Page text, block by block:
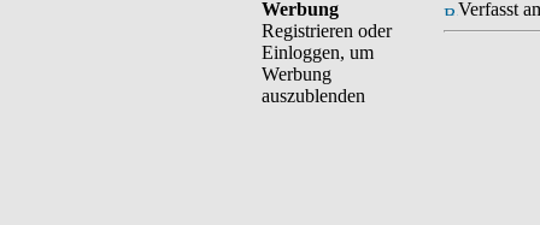
Werbung
Registrieren oder
Einloggen, um
Werbung
auszublenden
Verfasst